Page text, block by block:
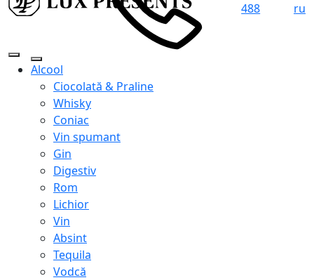
488
ru
Alcool
Ciocolată & Praline
Whisky
Coniac
Vin spumant
Gin
Digestiv
Rom
Lichior
Vin
Absint
Tequila
Vodcă